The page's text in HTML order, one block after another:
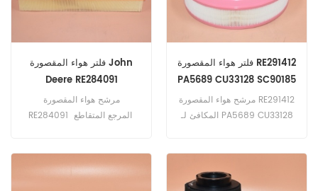
فلتر هواء المقصورة John
Deere RE284091
مرشح هواء المقصورة
RE284091 المرجع المتقاطع
WP10098 تطبيق للجمعيات
والجرارات John Deere.
فلتر هواء المقصورة RE291412
PA5689 CU33128 SC90185
SKL46370
مرشح هواء المقصورة RE291412
المكافئ لـ PA5689 CU33128